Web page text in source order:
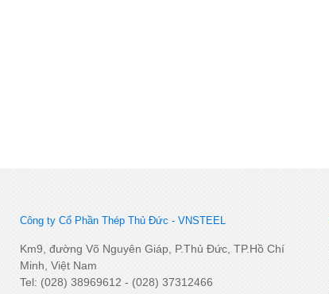
Công ty Cổ Phần Thép Thủ Đức - VNSTEEL
Km9, đường Võ Nguyên Giáp, P.Thủ Đức, TP.Hồ Chí
Minh, Việt Nam
Tel: (028) 38969612 - (028) 37312466